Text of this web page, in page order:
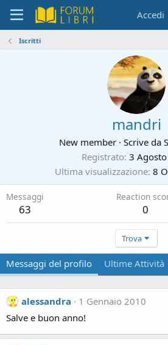
Accedi
Iscritti
mandri
New member · Scrive da
Registrato 3
Ultima visualizzazione 8
Messaggi
63
Reaction
0
Trova
Messaggi del profilo Ultime Attività
alessandra
1 Gennaio 2010
Salve e buon anno!